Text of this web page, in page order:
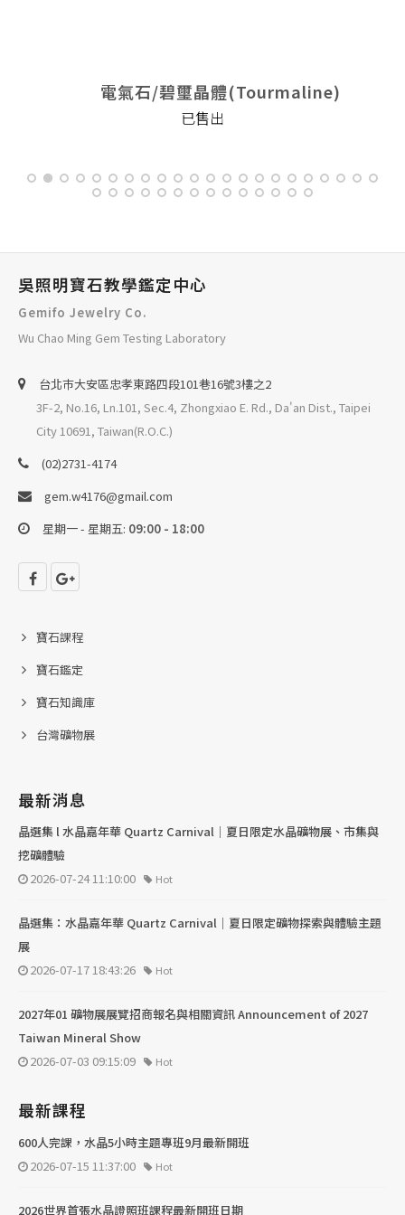
電氣石/碧璽晶體(Tourmaline)
已售出
吳照明寶石教學鑑定中心
Gemifo Jewelry Co.
Wu Chao Ming Gem Testing Laboratory
台北巿大安區忠孝東路四段101巷16號3樓之2
3F-2, No.16, Ln.101, Sec.4, Zhongxiao E. Rd., Da'an Dist., Taipei
City 10691, Taiwan(R.O.C.)
(02)2731-4174
gem.w4176@gmail.com
星期一 - 星期五: 09:00 - 18:00
寶石課程
寶石鑑定
寶石知識庫
台灣礦物展
最新消息
晶選集 l 水晶嘉年華 Quartz Carnival｜夏日限定水晶礦物展、市集與
挖礦體驗
2026-07-24 11:10:00
Hot
晶選集：水晶嘉年華 Quartz Carnival｜夏日限定礦物探索與體驗主題
展
2026-07-17 18:43:26
Hot
2027年01 礦物展展覽招商報名與相關資訊 Announcement of 2027
Taiwan Mineral Show
2026-07-03 09:15:09
Hot
最新課程
600人完課，水晶5小時主題專班9月最新開班
2026-07-15 11:37:00
Hot
2026世界首張水晶證照班課程最新開班日期